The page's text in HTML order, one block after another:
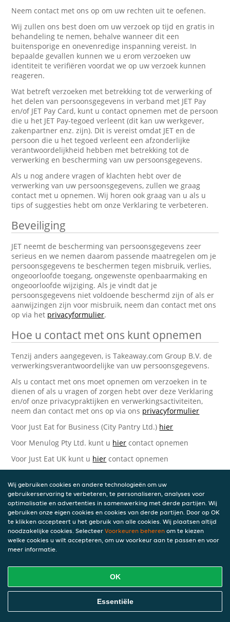
Neem contact met ons op om uw rechten uit te oefenen.
Wij zullen ons best doen om uw verzoek op tijd en gratis in
behandeling te nemen, behalve wanneer dit een
buitensporige en onevenredige inspanning vereist. In
bepaalde gevallen kunnen we u erom verzoeken uw
identiteit te verifiëren voordat we op uw verzoek kunnen
reageren.
Wat betreft verzoeken met betrekking tot de verwerking of
het delen van persoonsgegevens in verband met JET Pay
en/of JET Pay Card, kunt u contact opnemen met de persoon
die u het JET Pay-tegoed verleent (dit kan uw werkgever,
zakenpartner enz. zijn). Dit is vereist omdat JET en de
persoon die u het tegoed verleent een afzonderlijke
verantwoordelijkheid hebben met betrekking tot de
verwerking en bescherming van uw persoonsgegevens.
Als u nog andere vragen of klachten hebt over de
verwerking van uw persoonsgegevens, zullen we graag
contact met u opnemen. Wij horen ook graag van u als u
tips of suggesties hebt om onze Verklaring te verbeteren.
Beveiliging
JET neemt de bescherming van persoonsgegevens zeer
serieus en we nemen daarom passende maatregelen om je
persoonsgegevens te beschermen tegen misbruik, verlies,
ongeoorloofde toegang, ongewenste openbaarmaking en
ongeoorloofde wijziging. Als je vindt dat je
persoonsgegevens niet voldoende beschermd zijn of als er
aanwijzingen zijn voor misbruik, neem dan contact met ons
op via het privacyformulier.
Hoe u contact met ons kunt opnemen
Tenzij anders aangegeven, is Takeaway.com Group B.V. de
verwerkingsverantwoordelijke van uw persoonsgegevens.
Als u contact met ons moet opnemen om verzoeken in te
dienen of als u vragen of zorgen hebt over deze Verklaring
en/of onze privacypraktijken en verwerkingsactiviteiten,
neem dan contact met ons op via ons privacyformulier
Voor Just Eat for Business (City Pantry Ltd.) hier
Voor Menulog Pty Ltd. kunt u hier contact opnemen
Voor Just Eat UK kunt u hier contact opnemen
Just Eat Takeaway.com Data Protection Officer -
Takeaway.com Group B.V.
Piet Heinkade 61
1019 GM Amsterdam
Nederland
Wij kunnen deze Verklaring van tijd tot tijd bijwerken als
reactie op veranderende juridische, technische of zakelijke
ontwikkelingen. Wanneer wij onze Privacyverklaring
Wij gebruiken cookies en andere technologieën om uw
gebruikerservaring te verbeteren, te personaliseren, analyses voor
optimalisatie en advertenties in samenwerking met derde partijen. Wij
gebruiken onze eigen cookies en cookies van derde partijen. Door op OK
te klikken accepteert u het gebruik van alle cookies. Wij plaatsen altijd
noodzakelijke cookies. Selecteer Voorkeuren beheren om te kiezen
welke cookies u wilt accepteren, om uw voorkeur aan te passen en voor
meer informatie.
OK
Essentiële